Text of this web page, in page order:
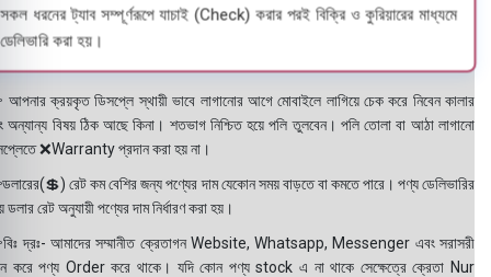
সকল ধরনের ট্যাব সম্পূর্ণরূপে যাচাই (Check) করার পরই বিক্রি ও কুরিয়ারের মাধ্যমে
ডেলিভারি করা হয়।
ক্রয়কৃত ডিসপ্লে স্থায়ী ভাবে লাগানোর আগে মোবাইলে লাগিয়ে চেক করে নিবেন কালার
অন্যান্য বিষয় ঠিক আছে কিনা। শতভাগ নিশ্চিত হয়ে পলি তুলবেন। পলি তোলা বা আঠা লাগানো
❌Warranty প্রদান করা হয় না।
রেট কম বেশির জন্য পণ্যের দাম যেকোন সময় বাড়তে বা কমতে পারে। পণ্য ডেলিভারির
ডলার রেট অনুযায়ী পণ্যের দাম নির্ধারণ করা হয়।
দ্রঃ- আমাদের সম্মানীত ক্রেতাগন Website, Whatsapp, Messenger এবং সরাসরী
করে পণ্য Order করে থাকে। যদি কোন পণ্য stock এ না থাকে সেক্ষেত্রে ক্রেতা Nur